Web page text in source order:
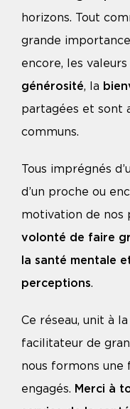
horizons. Tout
grande
encore, les
générosité, la
partagées et sont
communs.
Tous imprégnés
d’un proche ou
motivation de nos
volonté de faire
la santé mentale
perceptions.
Ce réseau, unit à
facilitateur de
nous formons une
engagés. Merci à